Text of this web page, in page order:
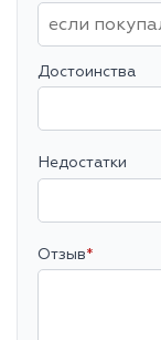
Достоинства
Недостатки
Отзыв*